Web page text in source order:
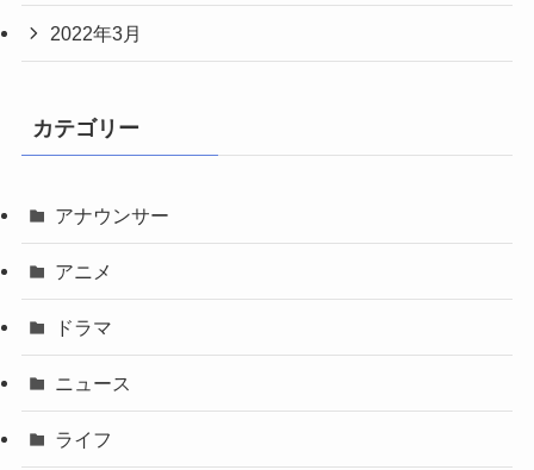
2022年3月
カテゴリー
アナウンサー
アニメ
ドラマ
ニュース
ライフ